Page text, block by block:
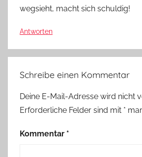
wegsieht, macht sich schuldig!
Antworten
Schreibe einen Kommentar
Deine E-Mail-Adresse wird nicht
Erforderliche Felder sind mit *
Kommentar *